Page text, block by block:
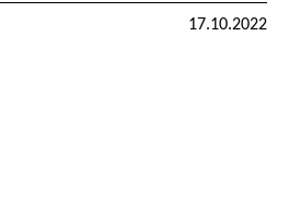
17.10.2022